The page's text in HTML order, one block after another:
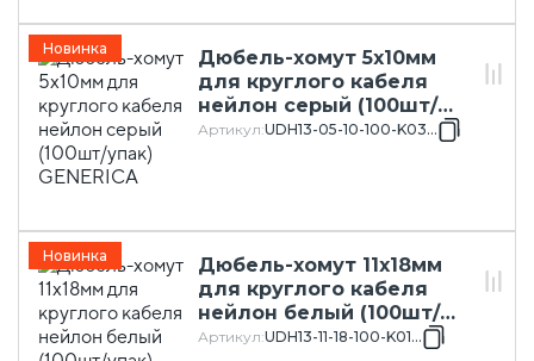
Дюбель-хомут 5х10мм
для круглого кабеля
нейлон серый (100шт/
упак) GENERICA
Артикул:UDH13-05-10-100-K03-G
Новинка
Дюбель-хомут 11х18мм
для круглого кабеля
нейлон белый (100шт/
упак) GENERICA
Артикул:UDH13-11-18-100-K01-G
Новинка